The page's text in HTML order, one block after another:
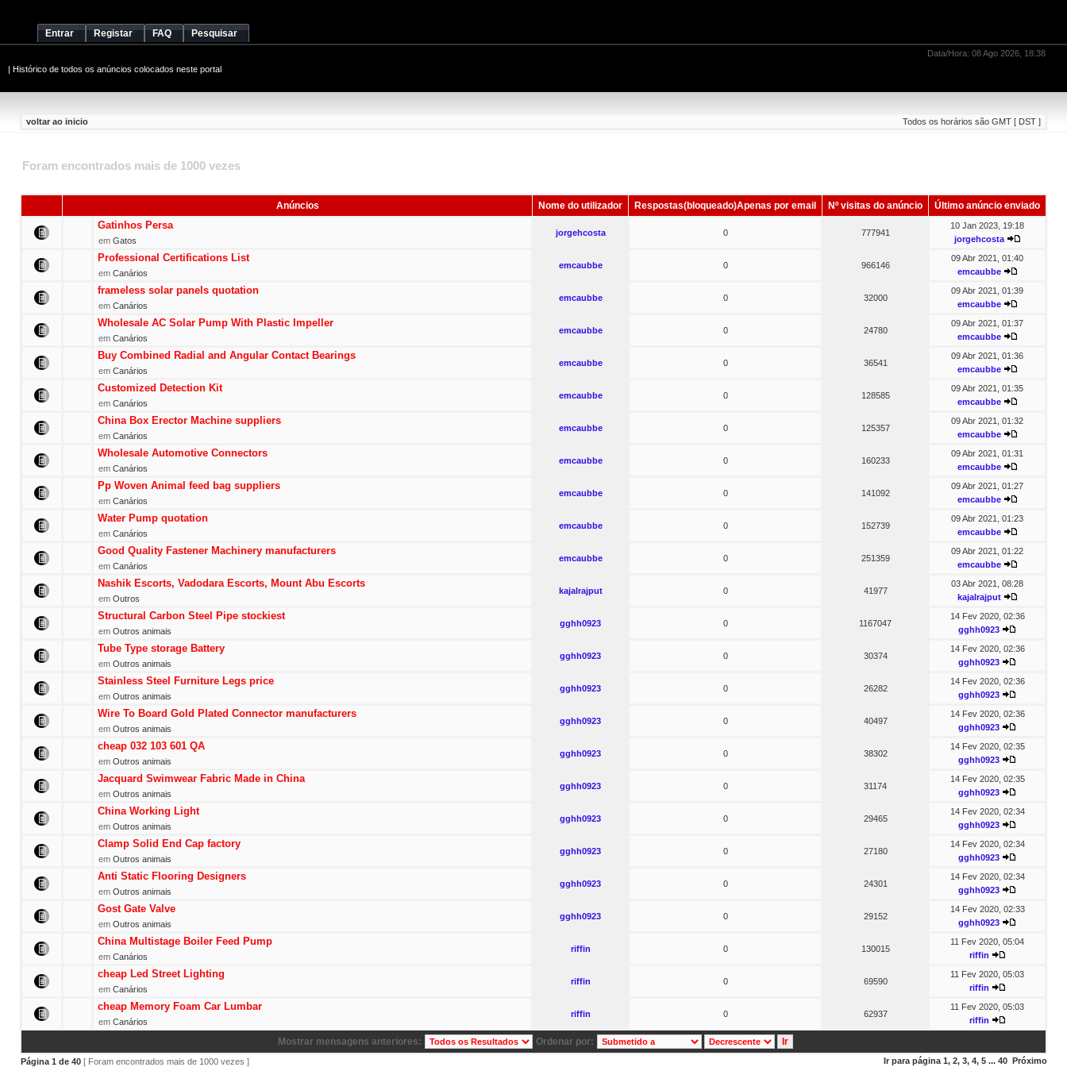
Entrar Registar FAQ Pesquisar
Data/Hora: 08 Ago 2026, 18:38
| Histórico de todos os anúncios colocados neste portal
voltar ao inicio Todos os horários são GMT [ DST ]
Foram encontrados mais de 1000 vezes
Anúncios Nome do utilizador Respostas(bloqueado)Apenas por email Nº visitas do anúncio Último anúncio enviado
Gatinhos Persa
em Gatos
jorgehcosta 0 777941
10 Jan 2023, 19:18
jorgehcosta
Professional Certifications List
em Canários
emcaubbe 0 966146
09 Abr 2021, 01:40
emcaubbe
frameless solar panels quotation
em Canários
emcaubbe 0 32000
09 Abr 2021, 01:39
emcaubbe
Wholesale AC Solar Pump With Plastic Impeller
em Canários
emcaubbe 0 24780
09 Abr 2021, 01:37
emcaubbe
Buy Combined Radial and Angular Contact Bearings
em Canários
emcaubbe 0 36541
09 Abr 2021, 01:36
emcaubbe
Customized Detection Kit
em Canários
emcaubbe 0 128585
09 Abr 2021, 01:35
emcaubbe
China Box Erector Machine suppliers
em Canários
emcaubbe 0 125357
09 Abr 2021, 01:32
emcaubbe
Wholesale Automotive Connectors
em Canários
emcaubbe 0 160233
09 Abr 2021, 01:31
emcaubbe
Pp Woven Animal feed bag suppliers
em Canários
emcaubbe 0 141092
09 Abr 2021, 01:27
emcaubbe
Water Pump quotation
em Canários
emcaubbe 0 152739
09 Abr 2021, 01:23
emcaubbe
Good Quality Fastener Machinery manufacturers
em Canários
emcaubbe 0 251359
09 Abr 2021, 01:22
emcaubbe
Nashik Escorts, Vadodara Escorts, Mount Abu Escorts
em Outros
kajalrajput 0 41977
03 Abr 2021, 08:28
kajalrajput
Structural Carbon Steel Pipe stockiest
em Outros animais
gghh0923 0 1167047
14 Fev 2020, 02:36
gghh0923
Tube Type storage Battery
em Outros animais
gghh0923 0 30374
14 Fev 2020, 02:36
gghh0923
Stainless Steel Furniture Legs price
em Outros animais
gghh0923 0 26282
14 Fev 2020, 02:36
gghh0923
Wire To Board Gold Plated Connector manufacturers
em Outros animais
gghh0923 0 40497
14 Fev 2020, 02:36
gghh0923
cheap 032 103 601 QA
em Outros animais
gghh0923 0 38302
14 Fev 2020, 02:35
gghh0923
Jacquard Swimwear Fabric Made in China
em Outros animais
gghh0923 0 31174
14 Fev 2020, 02:35
gghh0923
China Working Light
em Outros animais
gghh0923 0 29465
14 Fev 2020, 02:34
gghh0923
Clamp Solid End Cap factory
em Outros animais
gghh0923 0 27180
14 Fev 2020, 02:34
gghh0923
Anti Static Flooring Designers
em Outros animais
gghh0923 0 24301
14 Fev 2020, 02:34
gghh0923
Gost Gate Valve
em Outros animais
gghh0923 0 29152
14 Fev 2020, 02:33
gghh0923
China Multistage Boiler Feed Pump
em Canários
riffin 0 130015
11 Fev 2020, 05:04
riffin
cheap Led Street Lighting
em Canários
riffin 0 69590
11 Fev 2020, 05:03
riffin
cheap Memory Foam Car Lumbar
em Canários
riffin 0 62937
11 Fev 2020, 05:03
riffin
Mostrar mensagens anteriores: Ordenar por:
Página 1 de 40 [ Foram encontrados mais de 1000 vezes ] Ir para página 1, 2, 3, 4, 5 ... 40 Próximo